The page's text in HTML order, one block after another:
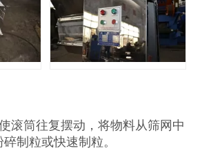
滚筒往复摆动，将物料从筛网中
制粒或快速制粒。